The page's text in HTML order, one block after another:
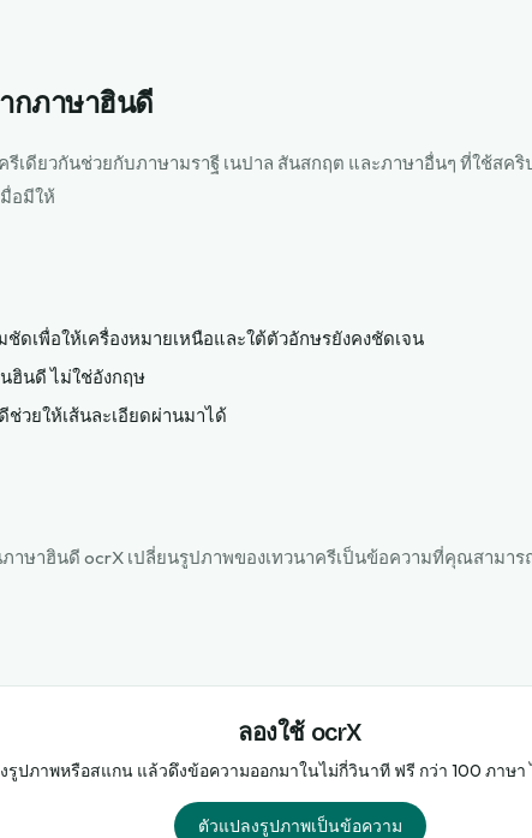
กภาษาฮินดี
รีเดียวกันช่วยกับภาษามราฐี เนปาล สันสกฤต และภาษาอื่นๆ ที่ใช้สค
อมีให้
ดเพื่อให้เครื่องหมายเหนือและใต้ตัวอักษรยังคงชัดเจน
ฮินดี ไม่ใช่อังกฤษ
วยให้เส้นละเอียดผ่านมาได้
ภาษาฮินดี ocrX เปลี่ยนรูปภาพของเทวนาครีเป็นข้อความที่คุณสามา
ลองใช้ ocrX
รูปภาพหรือสแกน แล้วดึงข้อความออกมาในไม่กี่วินาที ฟรี กว่า 100 ภาษา
ตัวแปลงรูปภาพเป็นข้อความ